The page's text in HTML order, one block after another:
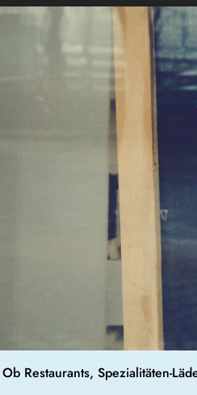
Ob Restaurants, Spezialitäten-